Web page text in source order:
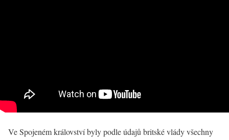
Ve Spojeném království byly podle údajů britské vlády všechny